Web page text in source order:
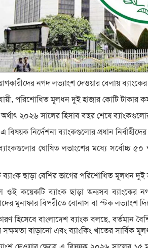
নগদ লভ্যাংশ দেওয়ার বেলায় ব্যাংকের
পরিশোধিত মূলধন দুই হাজার কোটি টাকার
২০২৬ সালের হিসাব বছর শেষে
নির্দেশনা ব্যাংকগুলোর প্রধান নির্বাহীদের
ঘোষিত লভাংশের মধ্যে সর্বোচ্চ
ব্যাংক ছাড়া বেশির ভাগের পরিশোধিত মূলধন দুই
ওই কয়েকটি ব্যাংক ছাড়া অন্যসব
মুনাফার বিপরীতে বোনাস বা স্টক লভ্যাংশ
হিসেবে বাংলাদেশ ব্যাংক বলছে, বর্তমান
বাড়ানো এবং ব্যাংকিং খাতের সার্বিক